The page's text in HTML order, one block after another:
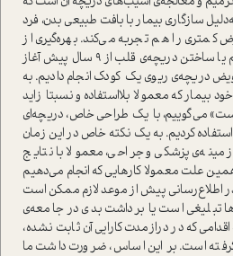
سازگاری بیمار با بافت طبیعی بدن، فرد
کمتری را هم تجربه می‌کند. بهره‌گیری از
بافت‌های قلب بیمار برای ترمیم یا ساختن دریچه‌ی قلب از 9 سال پیش آغاز
دریچه‌ی ریوی یک کودک انجام دادیم. به
بیمار که معمولا بلا‌ا‌ستفاده و نسبتا زاید
می‌گوییم، با یک طراحی خاص، دریچه‌ای
کردیم. به یک نکته خاص در این زمان
زمینه‌ی پزشکی و جراحی، معمولا با نتایج
علت معمولا کارهایی که انجام می‌دهیم
در اطلاع‌رسانی پیش از موعد لازم ممکن ا‌ست
تبلیغی ا‌ست یا برداشت بدی در جامعه‌ی
که در دراز‌مدت کارایی آن ثابت نشده،
ا‌ست. بر این اساس، ضرورت داشت ما